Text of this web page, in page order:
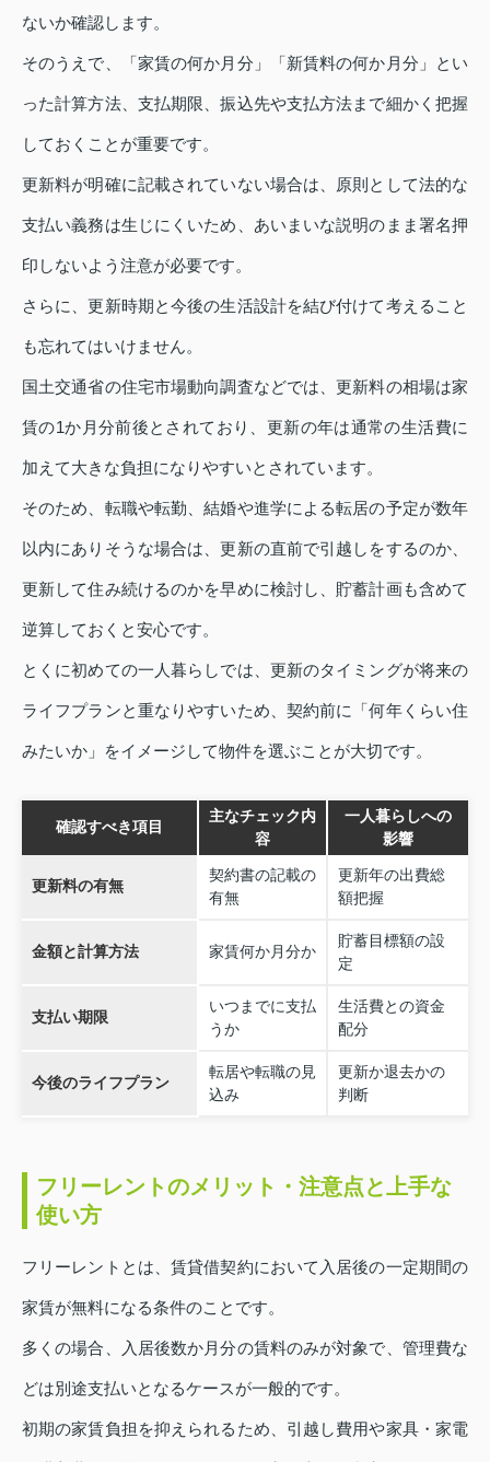
ないか確認します。
そのうえで、「家賃の何か月分」「新賃料の何か月分」とい
った計算方法、支払期限、振込先や支払方法まで細かく把握
しておくことが重要です。
更新料が明確に記載されていない場合は、原則として法的な
支払い義務は生じにくいため、あいまいな説明のまま署名押
印しないよう注意が必要です。
さらに、更新時期と今後の生活設計を結び付けて考えること
も忘れてはいけません。
国土交通省の住宅市場動向調査などでは、更新料の相場は家
賃の1か月分前後とされており、更新の年は通常の生活費に
加えて大きな負担になりやすいとされています。
そのため、転職や転勤、結婚や進学による転居の予定が数年
以内にありそうな場合は、更新の直前で引越しをするのか、
更新して住み続けるのかを早めに検討し、貯蓄計画も含めて
逆算しておくと安心です。
とくに初めての一人暮らしでは、更新のタイミングが将来の
ライフプランと重なりやすいため、契約前に「何年くらい住
みたいか」をイメージして物件を選ぶことが大切です。
確認すべき項目
主なチェック内
容
一人暮らしへの
影響
更新料の有無
契約書の記載の
有無
更新年の出費総
額把握
金額と計算方法 家賃何か月分か
貯蓄目標額の設
定
支払い期限
いつまでに支払
うか
生活費との資金
配分
今後のライフプラン
転居や転職の見
込み
更新か退去かの
判断
フリーレントのメリット・注意点と上手な
使い方
フリーレントとは、賃貸借契約において入居後の一定期間の
家賃が無料になる条件のことです。
多くの場合、入居後数か月分の賃料のみが対象で、管理費な
どは別途支払いとなるケースが一般的です。
初期の家賃負担を抑えられるため、引越し費用や家具・家電